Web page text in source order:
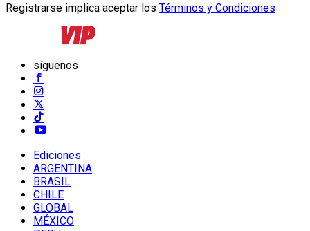
Registrarse implica aceptar los Términos y Condiciones
síguenos
Ediciones
ARGENTINA
BRASIL
CHILE
GLOBAL
MÉXICO